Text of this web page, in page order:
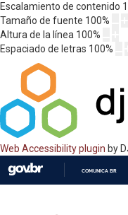
Escalamiento de contenido
Tamaño de fuente 100%
Altura de la línea 100%
Espaciado de letras 100%
Web Accessibility plugin by
COMUNICA BR